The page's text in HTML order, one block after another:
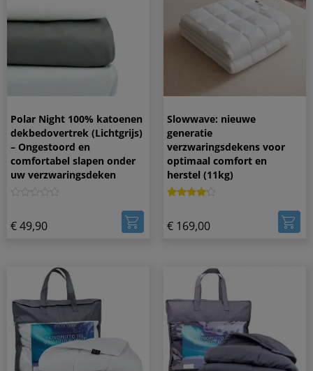
Polar Night 100% katoenen
dekbedovertrek (Lichtgrijs)
– Ongestoord en
comfortabel slapen onder
uw verzwaringsdeken
€49,90
Slowwave: nieuwe
generatie
verzwaringsdekens voor
optimaal comfort en
herstel (11kg)
op 5
gebaseerd
€ 169,00